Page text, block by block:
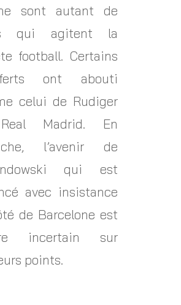
sont autant de
qui agitent la
football. Certains
ont abouti
celui de Rudiger
Madrid. En
l’avenir de
qui est
avec insistance
de Barcelone est
incertain sur
points.